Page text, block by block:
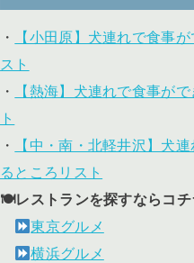
・
【小田原】犬連れで食事
スト
・
【熱海】犬連れで食事が
ト
・
【中・南・北軽井沢】犬
るところリスト
🍽レストランを探すならコ
東京グルメ
横浜グルメ